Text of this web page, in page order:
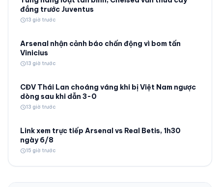
đắng trước Juventus
schedule13 giờ trước
Arsenal nhận cảnh báo chấn động vì bom tấn
Vinicius
schedule13 giờ trước
CĐV Thái Lan choáng váng khi bị Việt Nam ngược
dòng sau khi dẫn 3-0
schedule13 giờ trước
Link xem trực tiếp Arsenal vs Real Betis, 1h30
ngày 6/8
schedule15 giờ trước